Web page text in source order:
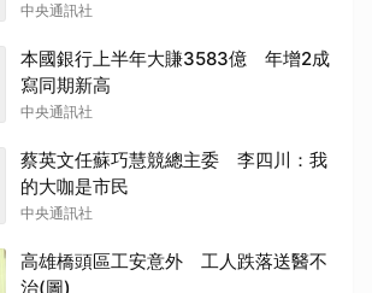
中央通訊社
本國銀行上半年大賺3583億 年增2成
寫同期新高
中央通訊社
蔡英文任蘇巧慧競總主委 李四川：我
的大咖是市民
中央通訊社
高雄橋頭區工安意外 工人跌落送醫不
治(圖)